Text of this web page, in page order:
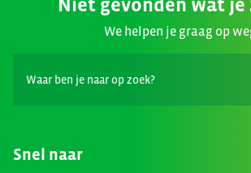
Niet gevonden wat je
We helpen je graag op
Snel naar